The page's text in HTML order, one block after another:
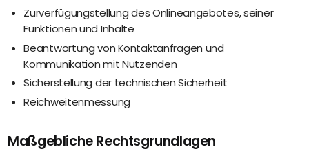
Zurverfügungstellung des Onlineangebotes, seiner
Funktionen und Inhalte
Beantwortung von Kontaktanfragen und
Kommunikation mit Nutzenden
Sicherstellung der technischen Sicherheit
Reichweitenmessung
Maßgebliche Rechtsgrundlagen